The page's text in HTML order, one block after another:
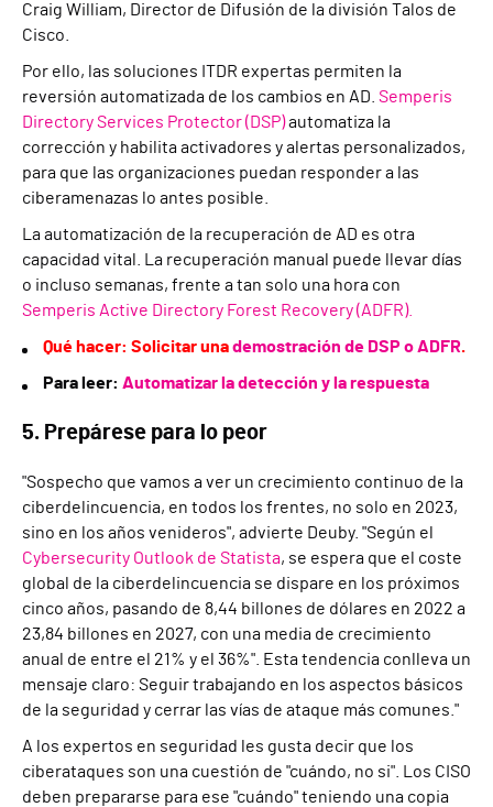
Craig William, Director de Difusión de la división Talos de
Cisco.
Por ello, las soluciones ITDR expertas permiten la
reversión automatizada de los cambios en AD. Semperis
Directory Services Protector (DSP)automatiza la
corrección y habilita activadores y alertas personalizados,
para que las organizaciones puedan responder a las
ciberamenazas lo antes posible.
La automatización de la recuperación de AD es otra
capacidad vital. La recuperación manual puede llevar días
o incluso semanas, frente a tan solo una hora con
Semperis Active Directory Forest Recovery (ADFR).
Qué hacer: Solicitar unademostración de DSP o ADFR.
Para leer: Automatizar la detección y la respuesta
5. Prepárese para lo peor
"Sospecho que vamos a ver un crecimiento continuo de la
ciberdelincuencia, en todos los frentes, no solo en 2023,
sino en los años venideros", advierte Deuby. "Según el
Cybersecurity Outlook de Statista, se espera que el coste
global de la ciberdelincuencia se dispare en los próximos
cinco años, pasando de 8,44 billones de dólares en 2022 a
23,84 billones en 2027, con una media de crecimiento
anual de entre el 21% y el 36%". Esta tendencia conlleva un
mensaje claro: Seguir trabajando en los aspectos básicos
de la seguridad y cerrar las vías de ataque más comunes."
A los expertos en seguridad les gusta decir que los
ciberataques son una cuestión de "cuándo, no si". Los CISO
deben prepararse para ese "cuándo" teniendo una copia